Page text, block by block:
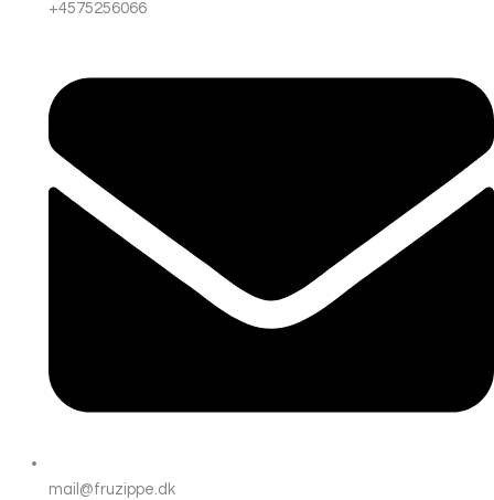
+4575256066
mail@fruzippe.dk